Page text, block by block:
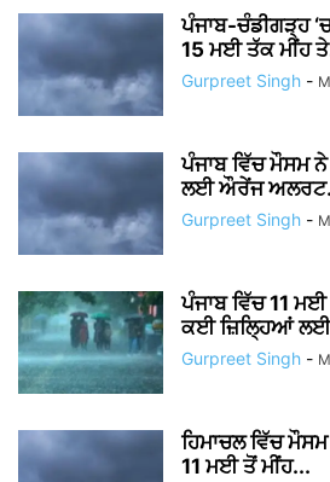
ਪੰਜਾਬ-ਚੰਡੀਗੜ੍ਹ
15 ਮਈ ਤੱਕ ਮੀਂਹ
Gurpreet Singh -
ਪੰਜਾਬ ਵਿੱਚ ਮੌਸਮ
ਲਈ ਔਰੇਂਜ
Gurpreet Singh -
ਪੰਜਾਬ ਵਿੱਚ 11
ਕਈ ਜ਼ਿਲ੍ਹਿਆਂ
Gurpreet Singh -
ਹਿਮਾਚਲ ਵਿੱਚ
11 ਮਈ ਤੋਂ ਮੀਂਹ...